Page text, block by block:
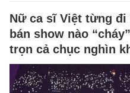
Nữ ca sĩ Việt từng
bán show nào
trọn cả chục nghìn